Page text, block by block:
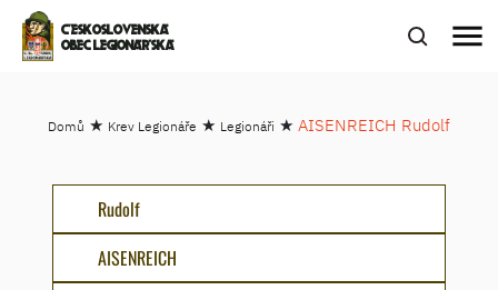
ČESKOSLOVENSKÁ
OBEC LEGIONÁŘSKÁ
menu
Domů ★ Krev Legionáře ★ Legionáři ★ AISENREICH Rudolf